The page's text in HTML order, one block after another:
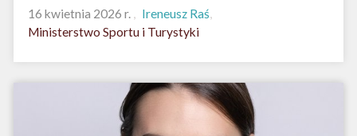
16 kwietnia 2026 r.
Ireneusz Raś
Ministerstwo Sportu i Turystyki